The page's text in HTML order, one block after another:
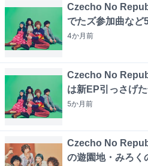
Czecho No
でたズ参加曲など
4か月前
Czecho No
は新EP引っさげ
5か月前
Czecho No
の遊園地・みろく